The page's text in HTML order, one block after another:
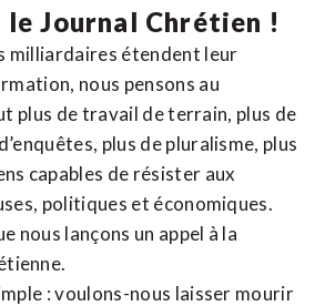
le Journal Chrétien !
milliardaires étendent leur
nous pensons au
plus de travail de terrain, plus de
plus de pluralisme, plus
capables de résister aux
politiques et économiques.
nous lançons un appel à la
: voulons-nous laisser mourir